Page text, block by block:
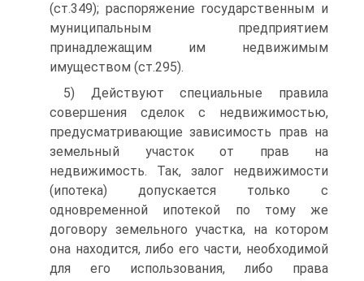
(ст.349); распоряжение государственным и
муниципальным предприятием
принадлежащим им недвижимым
имуществом (ст.295).
5) Действуют специальные правила
совершения сделок с недвижимостью,
предусматривающие зависимость прав на
земельный участок от прав на
недвижимость. Так, залог недвижимости
(ипотека) допускается только с
одновременной ипотекой по тому же
договору земельного участка, на котором
она находится, либо его части, необходимой
для его использования, либо права